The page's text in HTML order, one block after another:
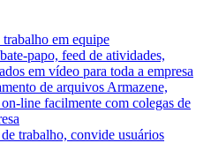
em equipe
papo, feed de atividades,
em vídeo para toda a empresa
de arquivos Armazene,
line facilmente com colegas de
trabalho, convide usuários